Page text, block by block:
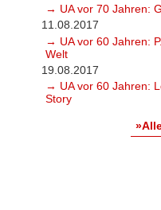
→ UA vor 70 Jahren:
11.08.2017
→ UA vor 60 Jahren:
Welt
19.08.2017
→ UA vor 60 Jahren:
Story